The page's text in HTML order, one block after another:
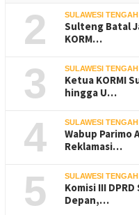
2 SULAWESI TENGAH
Sulteng Batal
KORM…
3 SULAWESI TENGAH
Ketua KORMI
hingga U…
4 SULAWESI TENGAH
Wabup Parimo
Reklamasi…
5 SULAWESI TENGAH
Komisi III
Depan,…